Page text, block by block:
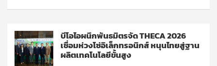
บีโอไอผนึกพันธมิตรจัด THECA 2026
เชื่อมห่วงโซ่อิเล็กทรอนิกส์ หนุนไทยสู่ฐาน
ผลิตเทคโนโลยีขั้นสูง